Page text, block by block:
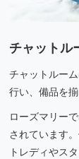
チャットル
チャットルー
行い、備品を
ローズマリー
されています
トレディやス